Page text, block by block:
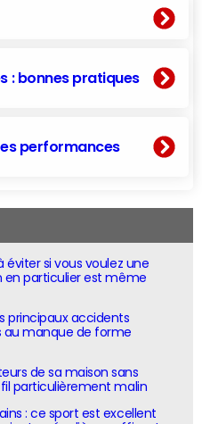
: bonnes pratiques
performances
éviter si vous voulez une
particulier est même
principaux accidents
au manque de forme
de sa maison sans
particulièrement malin
: ce sport est excellent